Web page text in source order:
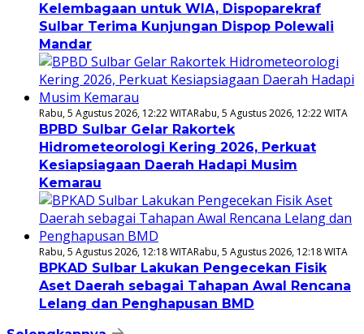
Kelembagaan untuk WIA, Dispoparekraf
Sulbar Terima Kunjungan Dispop Polewali
Mandar
Rabu, 5 Agustus 2026, 12:22 WITARabu, 5 Agustus 2026, 12:22 WITA
BPBD Sulbar Gelar Rakortek
Hidrometeorologi Kering 2026, Perkuat
Kesiapsiagaan Daerah Hadapi Musim
Kemarau
Rabu, 5 Agustus 2026, 12:18 WITARabu, 5 Agustus 2026, 12:18 WITA
BPKAD Sulbar Lakukan Pengecekan Fisik
Aset Daerah sebagai Tahapan Awal Rencana
Lelang dan Penghapusan BMD